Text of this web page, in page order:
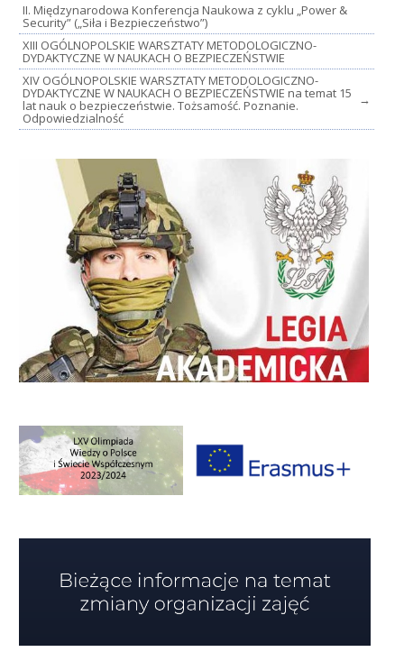
II. Międzynarodowa Konferencja Naukowa z cyklu „Power &
Security” („Siła i Bezpieczeństwo”)
XIII OGÓLNOPOLSKIE WARSZTATY METODOLOGICZNO-
DYDAKTYCZNE W NAUKACH O BEZPIECZEŃSTWIE
XIV OGÓLNOPOLSKIE WARSZTATY METODOLOGICZNO-
DYDAKTYCZNE W NAUKACH O BEZPIECZEŃSTWIE na temat 15
lat nauk o bezpieczeństwie. Tożsamość. Poznanie.
Odpowiedzialność
→